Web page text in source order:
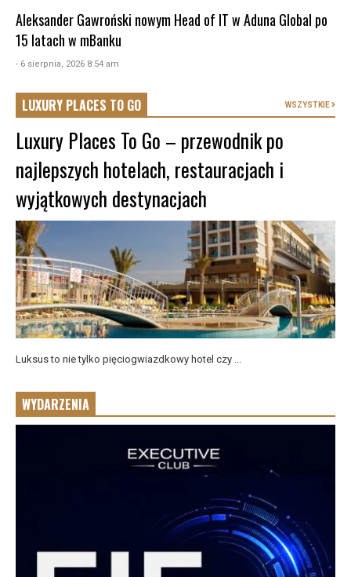
Aleksander Gawroński nowym Head of IT w Aduna Global po
15 latach w mBanku
- 6 sierpnia, 2026 8:54 am
LUXURY PLACES TO GO WSZYSTKIE
Luxury Places To Go – przewodnik po
najlepszych hotelach, restauracjach i
wyjątkowych destynacjach
Luksus to nie tylko pięciogwiazdkowy hotel czy ...
WYDARZENIA